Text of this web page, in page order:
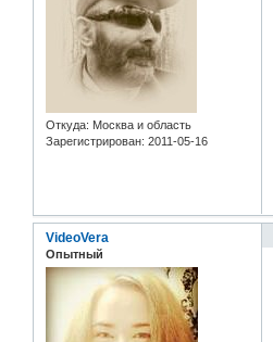
Откуда: Москва и область
Зарегистрирован: 2011-05-16
VideoVera
Опытный